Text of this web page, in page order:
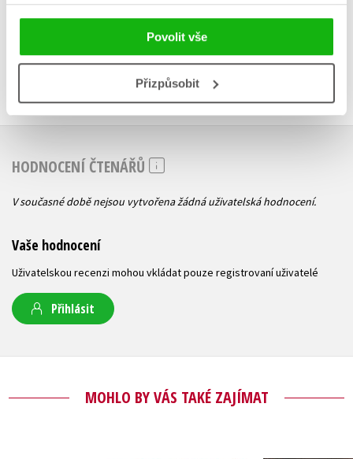
Povolit vše
Přizpůsobit
HODNOCENÍ ČTENÁŘŮ
V současné době nejsou vytvořena žádná uživatelská hodnocení.
Vaše hodnocení
Uživatelskou recenzi mohou vkládat pouze registrovaní uživatelé
Přihlásit
MOHLO BY VÁS TAKÉ ZAJÍMAT